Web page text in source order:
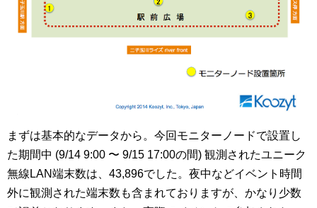
まずは基本的なデータから。今回モニターノードで設置し
た期間中 (9/14 9:00 〜 9/15 17:00の間) 観測されたユニーク
無線LAN端末数は、43,896でした。夜中などイベント時間
外に観測された端末数も含まれておりますが、かなり少数